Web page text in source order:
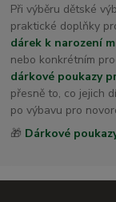
Při výběru dětské
praktické doplňky
dárek k narození
nebo konkrétním
dárkové poukazy
přesně to, co jejich
po výbavu pro
🎁 Dárkové